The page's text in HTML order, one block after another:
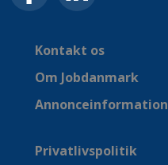
Kontakt os
Om Jobdanmark
Annonceinformation
Privatlivspolitik